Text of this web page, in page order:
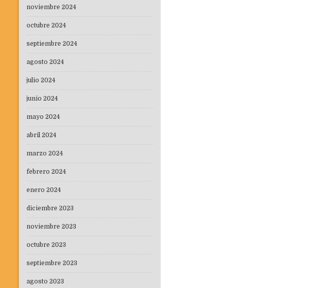
noviembre 2024
octubre 2024
septiembre 2024
agosto 2024
julio 2024
junio 2024
mayo 2024
abril 2024
marzo 2024
febrero 2024
enero 2024
diciembre 2023
noviembre 2023
octubre 2023
septiembre 2023
agosto 2023